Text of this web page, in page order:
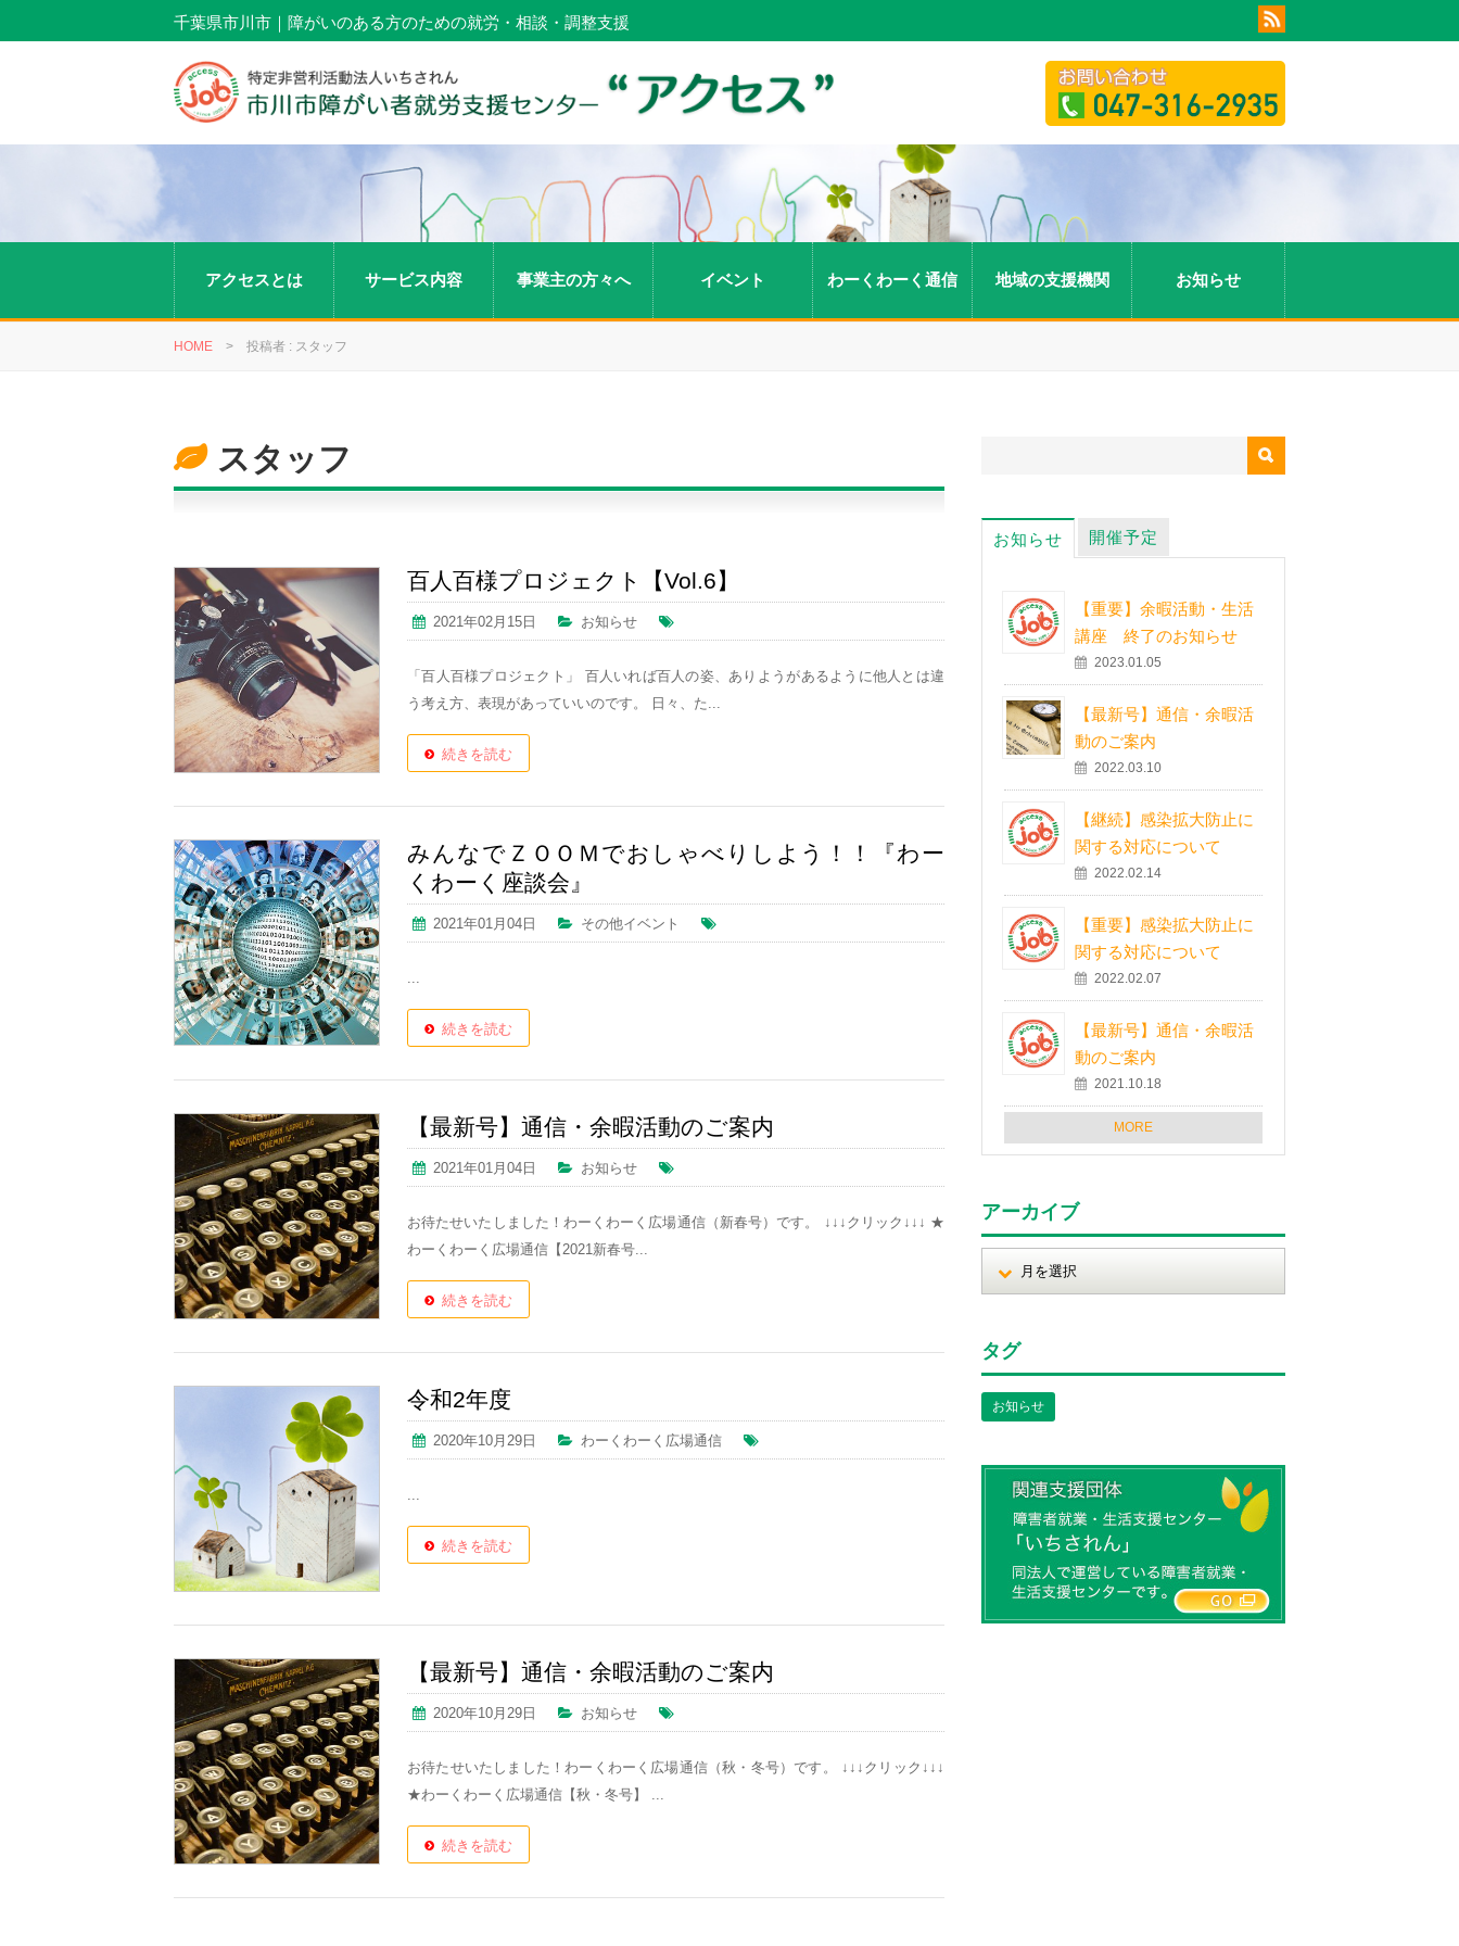
千葉県市川市｜障がいのある方のための就労・相談・調整支援
アクセスとは サービス内容 事業主の方々へ イベント わーくわーく通信 地域の支援機関 お知らせ
HOME > 投稿者 : スタッフ
スタッフ
百人百様プロジェクト【Vol.6】
2021年02月15日 お知らせ
「百人百様プロジェクト」 百人いれば百人の姿、ありようがあるように他人とは違
う考え方、表現があっていいのです。 日々、た...
続きを読む
みんなでＺＯＯＭでおしゃべりしよう！！『わー
くわーく座談会』
2021年01月04日 その他イベント
...
続きを読む
【最新号】通信・余暇活動のご案内
2021年01月04日 お知らせ
お待たせいたしました！わーくわーく広場通信（新春号）です。 ↓↓↓クリック↓↓↓ ★
わーくわーく広場通信【2021新春号...
続きを読む
令和2年度
2020年10月29日 わーくわーく広場通信
...
続きを読む
【最新号】通信・余暇活動のご案内
2020年10月29日 お知らせ
お待たせいたしました！わーくわーく広場通信（秋・冬号）です。 ↓↓↓クリック↓↓↓
★わーくわーく広場通信【秋・冬号】 ...
続きを読む
お知らせ 開催予定
【重要】余暇活動・生活
講座 終了のお知らせ
2023.01.05
【最新号】通信・余暇活
動のご案内
2022.03.10
【継続】感染拡大防止に
関する対応について
2022.02.14
【重要】感染拡大防止に
関する対応について
2022.02.07
【最新号】通信・余暇活
動のご案内
2021.10.18
MORE
アーカイブ
タグ
お知らせ